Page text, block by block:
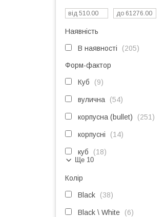
Наявність
В наявності 205
Форм-фактор
Куб 9
вулична 54
корпусна (bullet) 251
корпусні 14
куб 18
Ще 10
Колір
Black 38
Black \ White 6